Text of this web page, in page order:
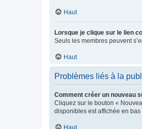
Haut
Lorsque je clique sur le lien
Seuls les membres peuvent
Haut
Problèmes liés à la
Comment créer un nouveau
Cliquez sur le bouton «
disponibles est affichée en
Haut